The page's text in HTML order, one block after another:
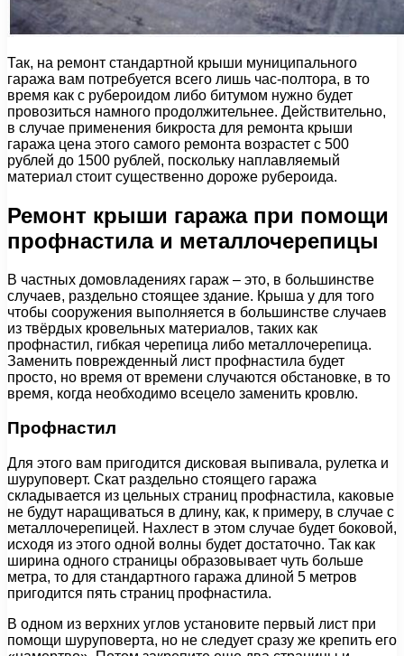
Так, на ремонт стандартной крыши муниципального
гаража вам потребуется всего лишь час-полтора, в то
время как с рубероидом либо битумом нужно будет
провозиться намного продолжительнее. Действительно,
в случае применения бикроста для ремонта крыши
гаража цена этого самого ремонта возрастет с 500
рублей до 1500 рублей, поскольку наплавляемый
материал стоит существенно дороже рубероида.
Ремонт крыши гаража при помощи
профнастила и металлочерепицы
В частных домовладениях гараж – это, в большинстве
случаев, раздельно стоящее здание. Крыша у для того
чтобы сооружения выполняется в большинстве случаев
из твёрдых кровельных материалов, таких как
профнастил, гибкая черепица либо металлочерепица.
Заменить поврежденный лист профнастила будет
просто, но время от времени случаются обстановке, в то
время, когда необходимо всецело заменить кровлю.
Профнастил
Для этого вам пригодится дисковая выпивала, рулетка и
шуруповерт. Скат раздельно стоящего гаража
складывается из цельных страниц профнастила, каковые
не будут наращиваться в длину, как, к примеру, в случае с
металлочерепицей. Нахлест в этом случае будет боковой,
исходя из этого одной волны будет достаточно. Так как
ширина одного страницы образовывает чуть больше
метра, то для стандартного гаража длиной 5 метров
пригодится пять страниц профнастила.
В одном из верхних углов установите первый лист при
помощи шуруповерта, но не следует сразу же крепить его